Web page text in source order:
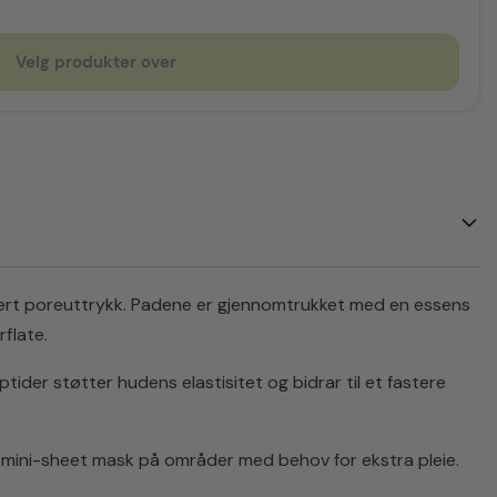
Velg produkter over
poreuttrykk. Padene er gjennomtrukket med en essens
støtter hudens elastisitet og bidrar til et fastere
sheet mask på områder med behov for ekstra pleie.